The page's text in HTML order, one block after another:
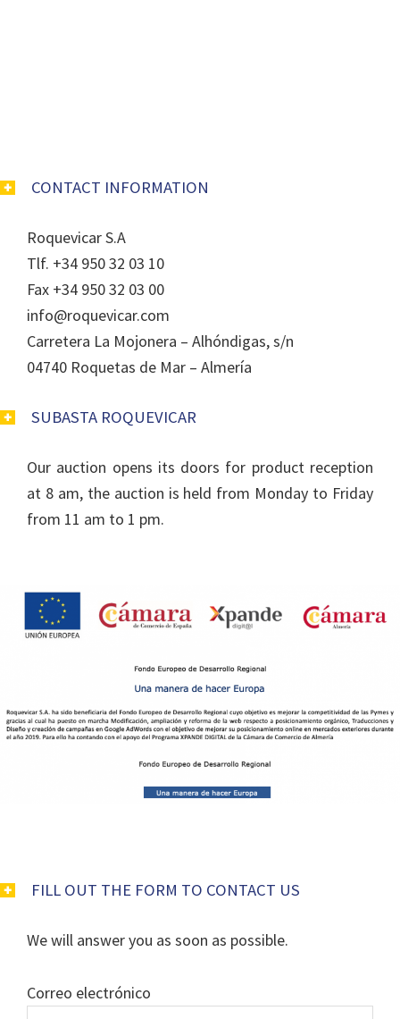
CONTACT INFORMATION
Roquevicar S.A
Tlf. +34 950 32 03 10
Fax +34 950 32 03 00
info@roquevicar.com
Carretera La Mojonera – Alhóndigas, s/n
04740 Roquetas de Mar – Almería
SUBASTA ROQUEVICAR
Our auction opens its doors for product reception
at 8 am, the auction is held from Monday to Friday
from 11 am to 1 pm.
FILL OUT THE FORM TO CONTACT US
We will answer you as soon as possible.
Correo electrónico